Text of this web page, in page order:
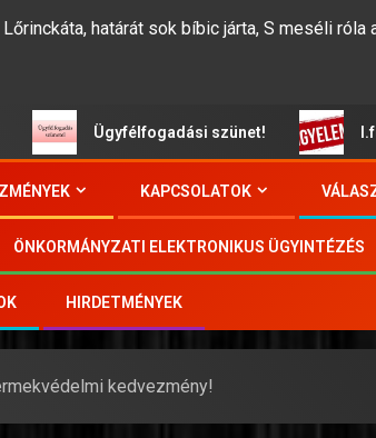
Lőrinckáta, határát sok bíbic járta, S meséli róla
Ügyfélfogadási szünet! I.fokú
KAPCSOLATOK
ÖNKORMÁNYZATI ELEKTRONIKUS ÜGYINTÉZÉS
HIRDETMÉNYEK
kedvezmény!